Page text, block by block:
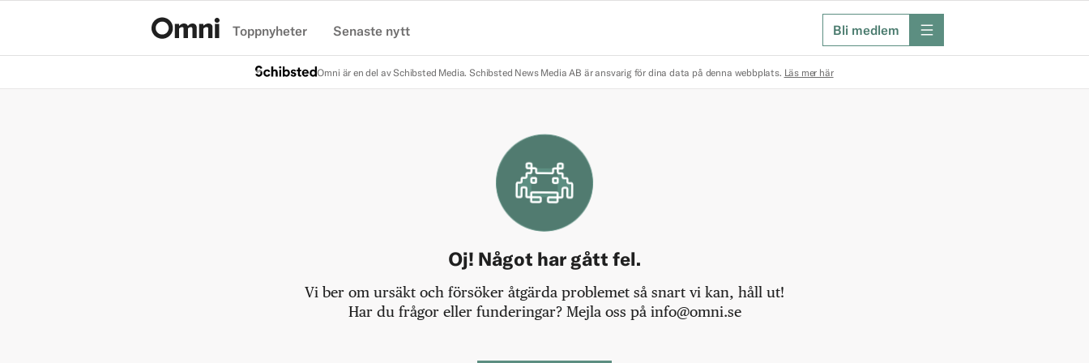
Toppnyheter Senaste nytt Bli medlem meny
Omni är en del av Schibsted Media. Schibsted News Media AB är ansvarig för dina data på denna webbplats. Läs mer här
Oj! Något har gått fel.
Vi ber om ursäkt och försöker åtgärda problemet så snart vi kan, håll ut!
Har du frågor eller funderingar? Mejla oss på info@omni.se